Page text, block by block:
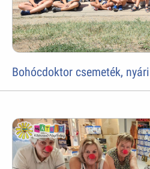
Bohócdoktor csemeték,